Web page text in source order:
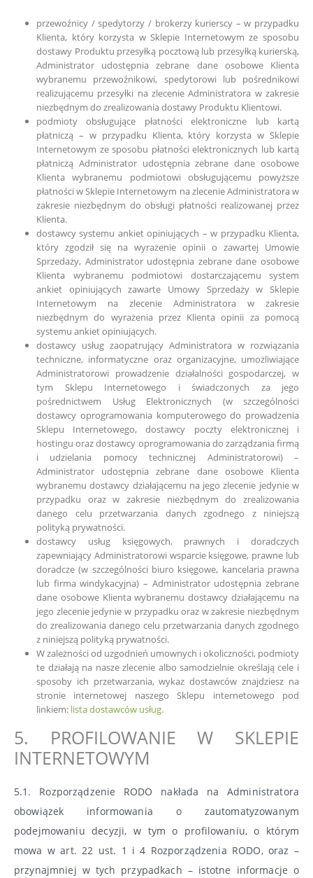
przewoźnicy / spedytorzy / brokerzy kurierscy – w przypadku
Klienta, który korzysta w Sklepie Internetowym ze sposobu
dostawy Produktu przesyłką pocztową lub przesyłką kurierską,
Administrator udostępnia zebrane dane osobowe Klienta
wybranemu przewoźnikowi, spedytorowi lub pośrednikowi
realizującemu przesyłki na zlecenie Administratora w zakresie
niezbędnym do zrealizowania dostawy Produktu Klientowi.
podmioty obsługujące płatności elektroniczne lub kartą
płatniczą – w przypadku Klienta, który korzysta w Sklepie
Internetowym ze sposobu płatności elektronicznych lub kartą
płatniczą Administrator udostępnia zebrane dane osobowe
Klienta wybranemu podmiotowi obsługującemu powyższe
płatności w Sklepie Internetowym na zlecenie Administratora w
zakresie niezbędnym do obsługi płatności realizowanej przez
Klienta.
dostawcy systemu ankiet opiniujących – w przypadku Klienta,
który zgodził się na wyrażenie opinii o zawartej Umowie
Sprzedaży, Administrator udostępnia zebrane dane osobowe
Klienta wybranemu podmiotowi dostarczającemu system
ankiet opiniujących zawarte Umowy Sprzedaży w Sklepie
Internetowym na zlecenie Administratora w zakresie
niezbędnym do wyrażenia przez Klienta opinii za pomocą
systemu ankiet opiniujących.
dostawcy usług zaopatrujący Administratora w rozwiązania
techniczne, informatyczne oraz organizacyjne, umożliwiające
Administratorowi prowadzenie działalności gospodarczej, w
tym Sklepu Internetowego i świadczonych za jego
pośrednictwem Usług Elektronicznych (w szczególności
dostawcy oprogramowania komputerowego do prowadzenia
Sklepu Internetowego, dostawcy poczty elektronicznej i
hostingu oraz dostawcy oprogramowania do zarządzania firmą
i udzielania pomocy technicznej Administratorowi) –
Administrator udostępnia zebrane dane osobowe Klienta
wybranemu dostawcy działającemu na jego zlecenie jedynie w
przypadku oraz w zakresie niezbędnym do zrealizowania
danego celu przetwarzania danych zgodnego z niniejszą
polityką prywatności.
dostawcy usług księgowych, prawnych i doradczych
zapewniający Administratorowi wsparcie księgowe, prawne lub
doradcze (w szczególności biuro księgowe, kancelaria prawna
lub firma windykacyjna) – Administrator udostępnia zebrane
dane osobowe Klienta wybranemu dostawcy działającemu na
jego zlecenie jedynie w przypadku oraz w zakresie niezbędnym
do zrealizowania danego celu przetwarzania danych zgodnego
z niniejszą polityką prywatności.
W zależności od uzgodnień umownych i okoliczności, podmioty
te działają na nasze zlecenie albo samodzielnie określają cele i
sposoby ich przetwarzania, wykaz dostawców znajdziesz na
stronie internetowej naszego Sklepu internetowego pod
linkiem: lista dostawców usług.
5. PROFILOWANIE W SKLEPIE
INTERNETOWYM
5.1. Rozporządzenie RODO nakłada na Administratora
obowiązek informowania o zautomatyzowanym
podejmowaniu decyzji, w tym o profilowaniu, o którym
mowa w art. 22 ust. 1 i 4 Rozporządzenia RODO, oraz –
przynajmniej w tych przypadkach – istotne informacje o